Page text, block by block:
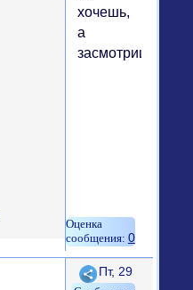
хочешь,
а
0
Поделиться
Пт, 29